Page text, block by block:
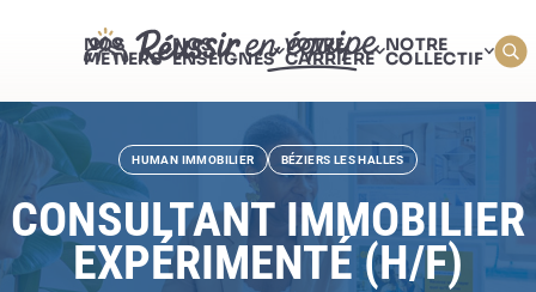
NOS
MÉTIERS
NOS
ENSEIGNES
VOTRE
CARRIÈRE
NOTRE
COLLECTIF
HUMAN IMMOBILIER BÉZIERS LES HALLES
CONSULTANT IMMOBILIER
EXPÉRIMENTÉ (H/F)